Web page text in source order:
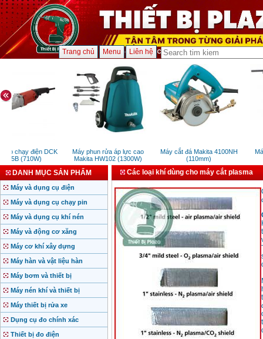
Trang chủ Menu Liên hệ
chạy điện DCK
(710W)
Máy phun rửa áp lực cao
Makita HW102 (1300W)
Máy cắt đá Makita 4100NH
(110mm)
DANH MỤC SẢN PHẨM
Máy và dụng cụ điện
Máy và dụng cụ chạy pin
Máy và dụng cụ khí nén
Máy và động cơ xăng
Máy cơ khí xây dựng
Máy hàn và vật liệu hàn
Máy bơm và thiết bị
Máy nén khí và thiết bị
Máy thiết bị rửa xe
Dụng cụ đo chính xác
Thiết bị đo điện
Các loại khí dùng cho máy cắt plasma